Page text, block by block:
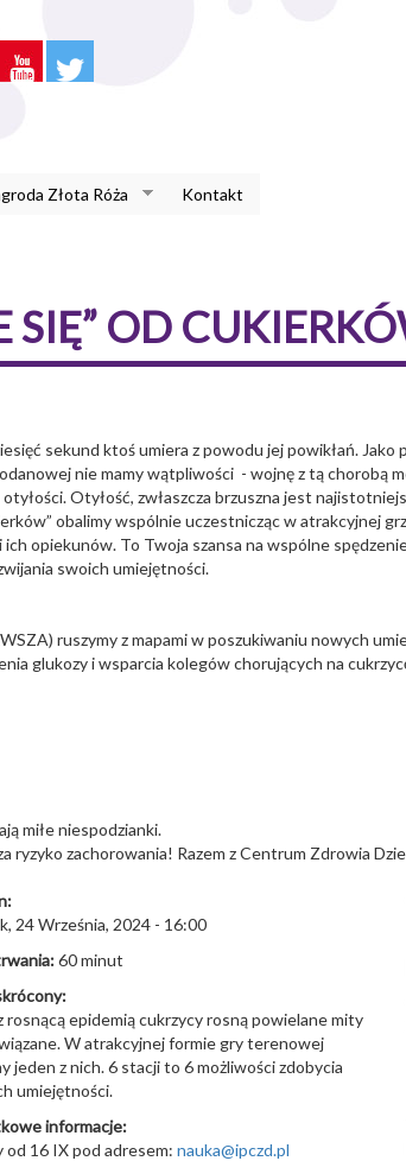
Złota Róża Kontakt
SIĘ” OD
sekund ktoś umiera z powodu jej powikłań.
nie mamy wątpliwości - wojnę z tą chorobą
Otyłość, zwłaszcza brzuszna jest
obalimy wspólnie uczestnicząc w
opiekunów. To Twoja szansa na wspólne
swoich umiejętności.
ruszymy z mapami w poszukiwaniu nowych
glukozy i wsparcia kolegów chorujących na
miłe niespodzianki.
ryzyko zachorowania! Razem z Centrum Zdrowia
24 Września, 2024 - 16:00
60 minut
rosnącą epidemią cukrzycy rosną powielane mity
W atrakcyjnej formie gry terenowej
jeden z nich. 6 stacji to 6 możliwości zdobycia
umiejętności.
informacje:
od 16 IX pod adresem: nauka@ipczd.pl